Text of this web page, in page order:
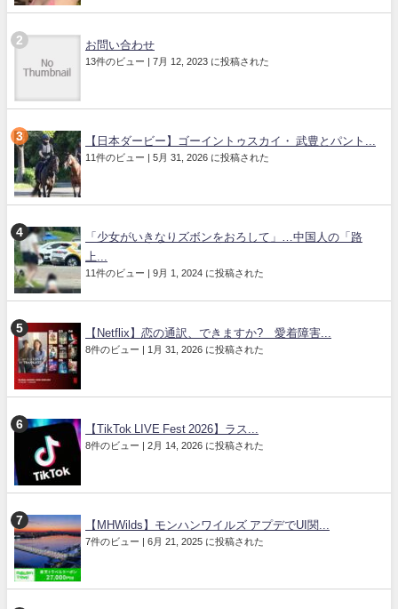
お問い合わせ
13件のビュー | 7月 12, 2023 に投稿された
【日本ダービー】ゴーイントゥスカイ・ 武豊とパント...
11件のビュー | 5月 31, 2026 に投稿された
「少女がいきなりズボンをおろして」…中国人の「路
上...
11件のビュー | 9月 1, 2024 に投稿された
【Netflix】恋の通訳、できますか? 愛着障害...
8件のビュー | 1月 31, 2026 に投稿された
【TikTok LIVE Fest 2026】ラス...
8件のビュー | 2月 14, 2026 に投稿された
【MHWilds】モンハンワイルズ アプデでUI関...
7件のビュー | 6月 21, 2025 に投稿された